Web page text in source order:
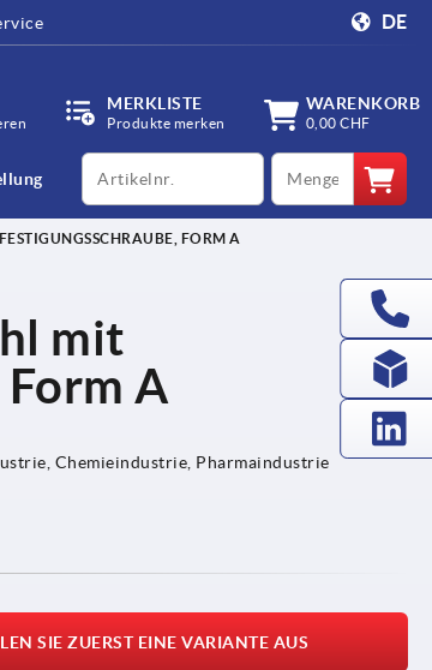
DE
MERKLISTE
Produkte merken
WARENKORB
0,00 CHF
productCode qty
FORM A
mit
A
Chemieindustrie, Pharmaindustrie
SIE ZUERST EINE VARIANTE AUS